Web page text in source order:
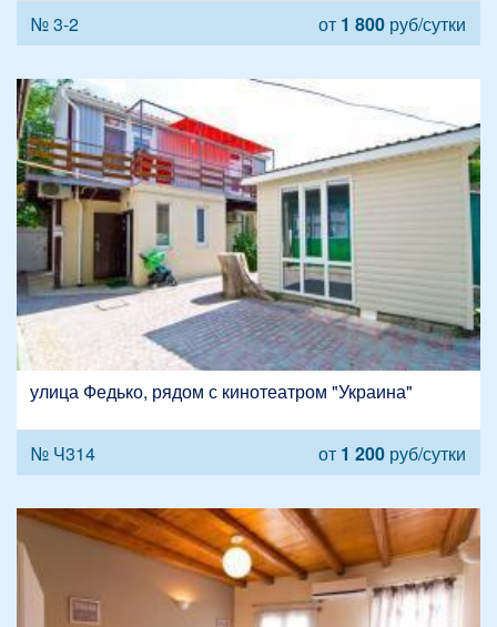
№ 3-2 от 1 800 руб/сутки
улица Федько, рядом с кинотеатром "Украина"
№ Ч314 от 1 200 руб/сутки